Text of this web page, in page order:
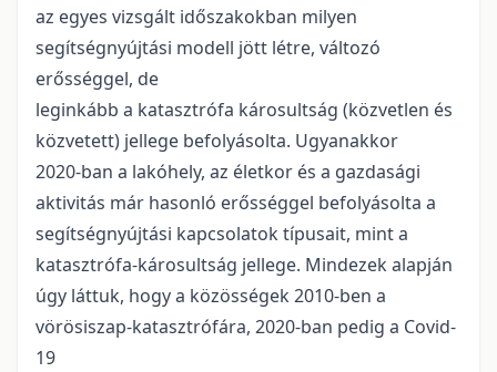
az egyes vizsgált időszakokban milyen
segítségnyújtási modell jött létre, változó
erősséggel, de
leginkább a katasztrófa károsultság (közvetlen és
közvetett) jellege befolyásolta. Ugyanakkor
2020-ban a lakóhely, az életkor és a gazdasági
aktivitás már hasonló erősséggel befolyásolta a
segítségnyújtási kapcsolatok típusait, mint a
katasztrófa-károsultság jellege. Mindezek alapján
úgy láttuk, hogy a közösségek 2010-ben a
vörösiszap-katasztrófára, 2020-ban pedig a Covid-
19